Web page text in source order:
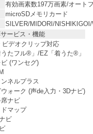
有効画素数197万画素/オート
microSDメモリカード
SILVER/MIDORI/
ービス・機能
ビデオクリップ対応
うたフル®」/EZ「着うた®」
(ワンセグ)
ネルプラス
ォーク (声de入力・3Dナビ)
ナビ
マップ
ビ